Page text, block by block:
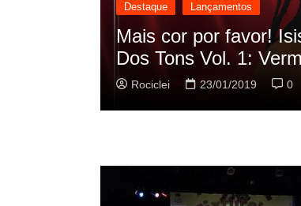
Destaque Lançamentos
Rashid vai buscar
sua nova música
Rociclei 22/01/2019 0